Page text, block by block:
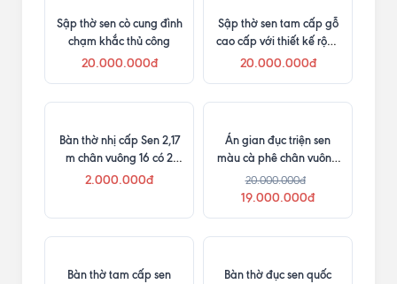
Sập thờ sen cò cung đình
chạm khắc thủ công
20.000.000đ
Sập thờ sen tam cấp gỗ
cao cấp với thiết kế rộng
2,17m sâu 1,57m
20.000.000đ
Bàn thờ nhị cấp Sen 2,17
m chân vuông 16 có 2
ngăn kéo
2.000.000đ
Án gian đục triện sen
màu cà phê chân vuông
12
20.000.000đ
19.000.000đ
Bàn thờ tam cấp sen
Bàn thờ đục sen quốc